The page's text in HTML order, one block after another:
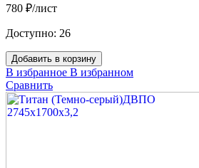
780 ₽/лист
Доступно: 26
Добавить в корзину
В избранное В избранном
Сравнить